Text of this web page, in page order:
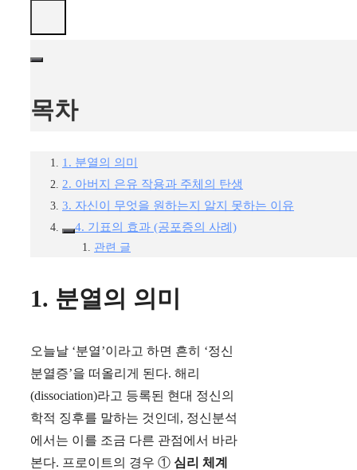
목차
1. 분열의 의미
2. 아버지 은유 작용과 주체의 탄생
3. 자신이 무엇을 원하는지 알지 못하는 이유
4. 기표의 효과 (공포증의 사례)
관련 글
1. 분열의 의미
오늘날 ‘분열’이라고 하면 흔히 ‘정신
분열증’을 떠올리게 된다. 해리
(dissociation)라고 등록된 현대 정신의
학적 징후를 말하는 것인데, 정신분석
에서는 이를 조금 다른 관점에서 바라
본다. 프로이트의 경우 ① 심리 체계